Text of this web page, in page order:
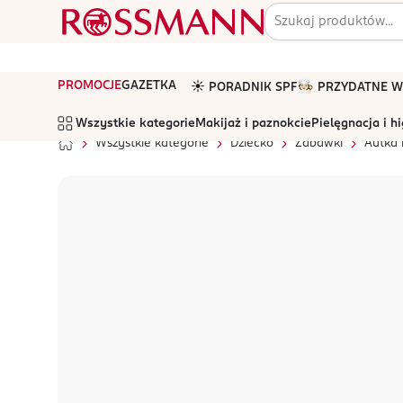
PROMOCJEGAZETKA ☀️ PORADNIK SPF🧑🏻‍🍳 PRZYDATNE
Wszystkie kategorie Makijaż i paznokcie Pielęgnacja i
Wszystkie kategorie
Dziecko Zabawki Autka